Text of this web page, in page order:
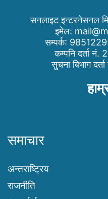
सनलाइट इन्टरनेसनल
इमेल:
सम्पर्क:
कम्पनि दर्ता
सुचना बिभाग
समाचार
अन्तराष्ट्रिय
राजनीति